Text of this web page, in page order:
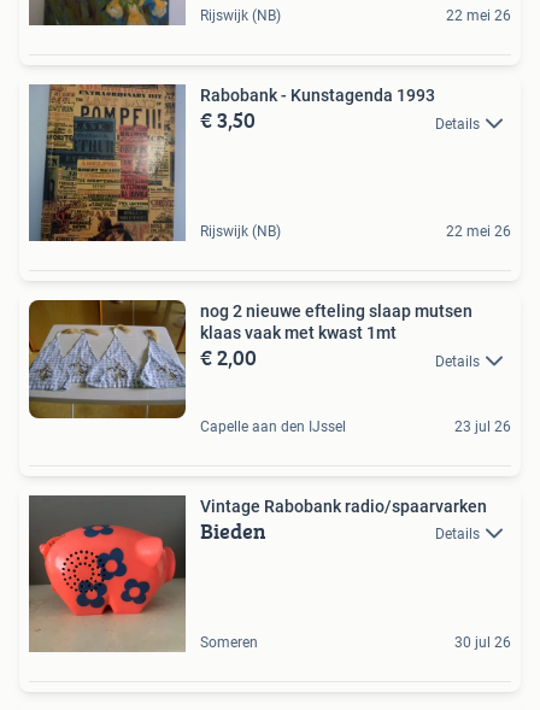
Rijswijk (NB) 22 mei 26
Rabobank - Kunstagenda 1993
€ 3,50 Details
Rijswijk (NB) 22 mei 26
nog 2 nieuwe efteling slaap mutsen
klaas vaak met kwast 1mt
€ 2,00 Details
Capelle aan den IJssel 23 jul 26
Vintage Rabobank radio/spaarvarken
Bieden Details
Someren 30 jul 26